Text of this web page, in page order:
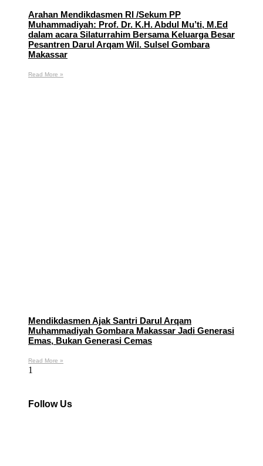
Arahan Mendikdasmen RI /Sekum PP
Muhammadiyah: Prof. Dr. K.H. Abdul Mu’ti, M.Ed
dalam acara Silaturrahim Bersama Keluarga Besar
Pesantren Darul Arqam Wil. Sulsel Gombara
Makassar
Read More »
Mendikdasmen Ajak Santri Darul Arqam
Muhammadiyah Gombara Makassar Jadi Generasi
Emas, Bukan Generasi Cemas
Read More »
Follow Us